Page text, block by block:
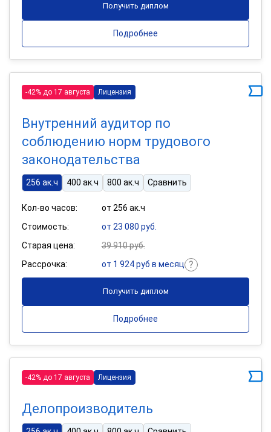
Получить диплом
Подробнее
-42% до 17 августа Лицензия
Внутренний аудитор по
соблюдению норм трудового
законодательства
256 ак.ч 400 ак.ч 800 ак.ч Сравнить
Кол-во часов:
от 256 ак.ч
Стоимость:
от 23 080 руб.
Старая цена:
39 910 руб.
Рассрочка:
от 1 924 руб в месяц
Получить диплом
Подробнее
-42% до 17 августа Лицензия
Делопроизводитель